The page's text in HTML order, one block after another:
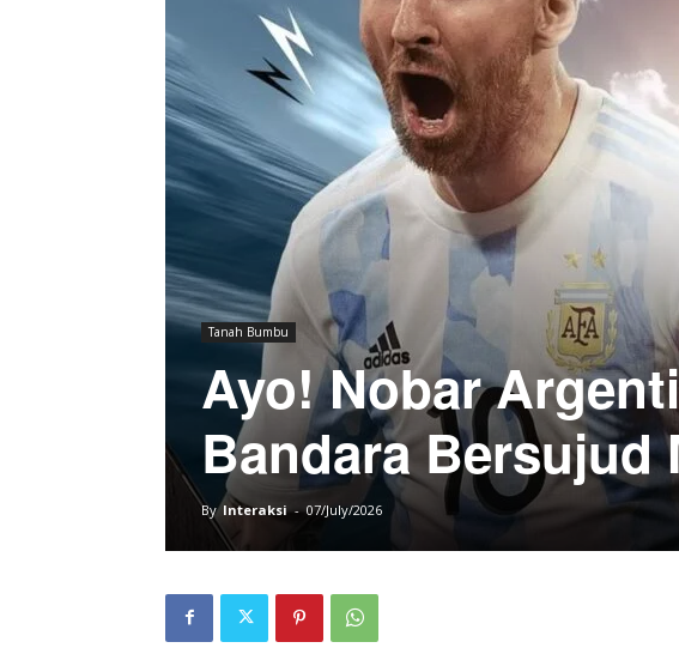
Tanah Bumbu
Ayo! Nobar
Bandara Bersujud
By Interaksi - 07/July/2026